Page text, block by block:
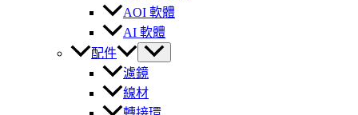
AOI 軟體
AI 軟體
配件
濾鏡
線材